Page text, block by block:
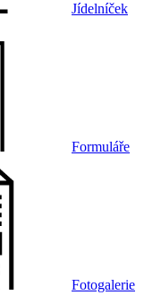
Jídelníček
Formuláře
Fotogalerie